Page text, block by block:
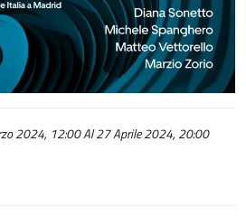
2024, 12:00 Al 27 Aprile 2024, 20:00